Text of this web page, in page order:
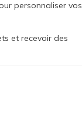
personnaliser vos
et recevoir des